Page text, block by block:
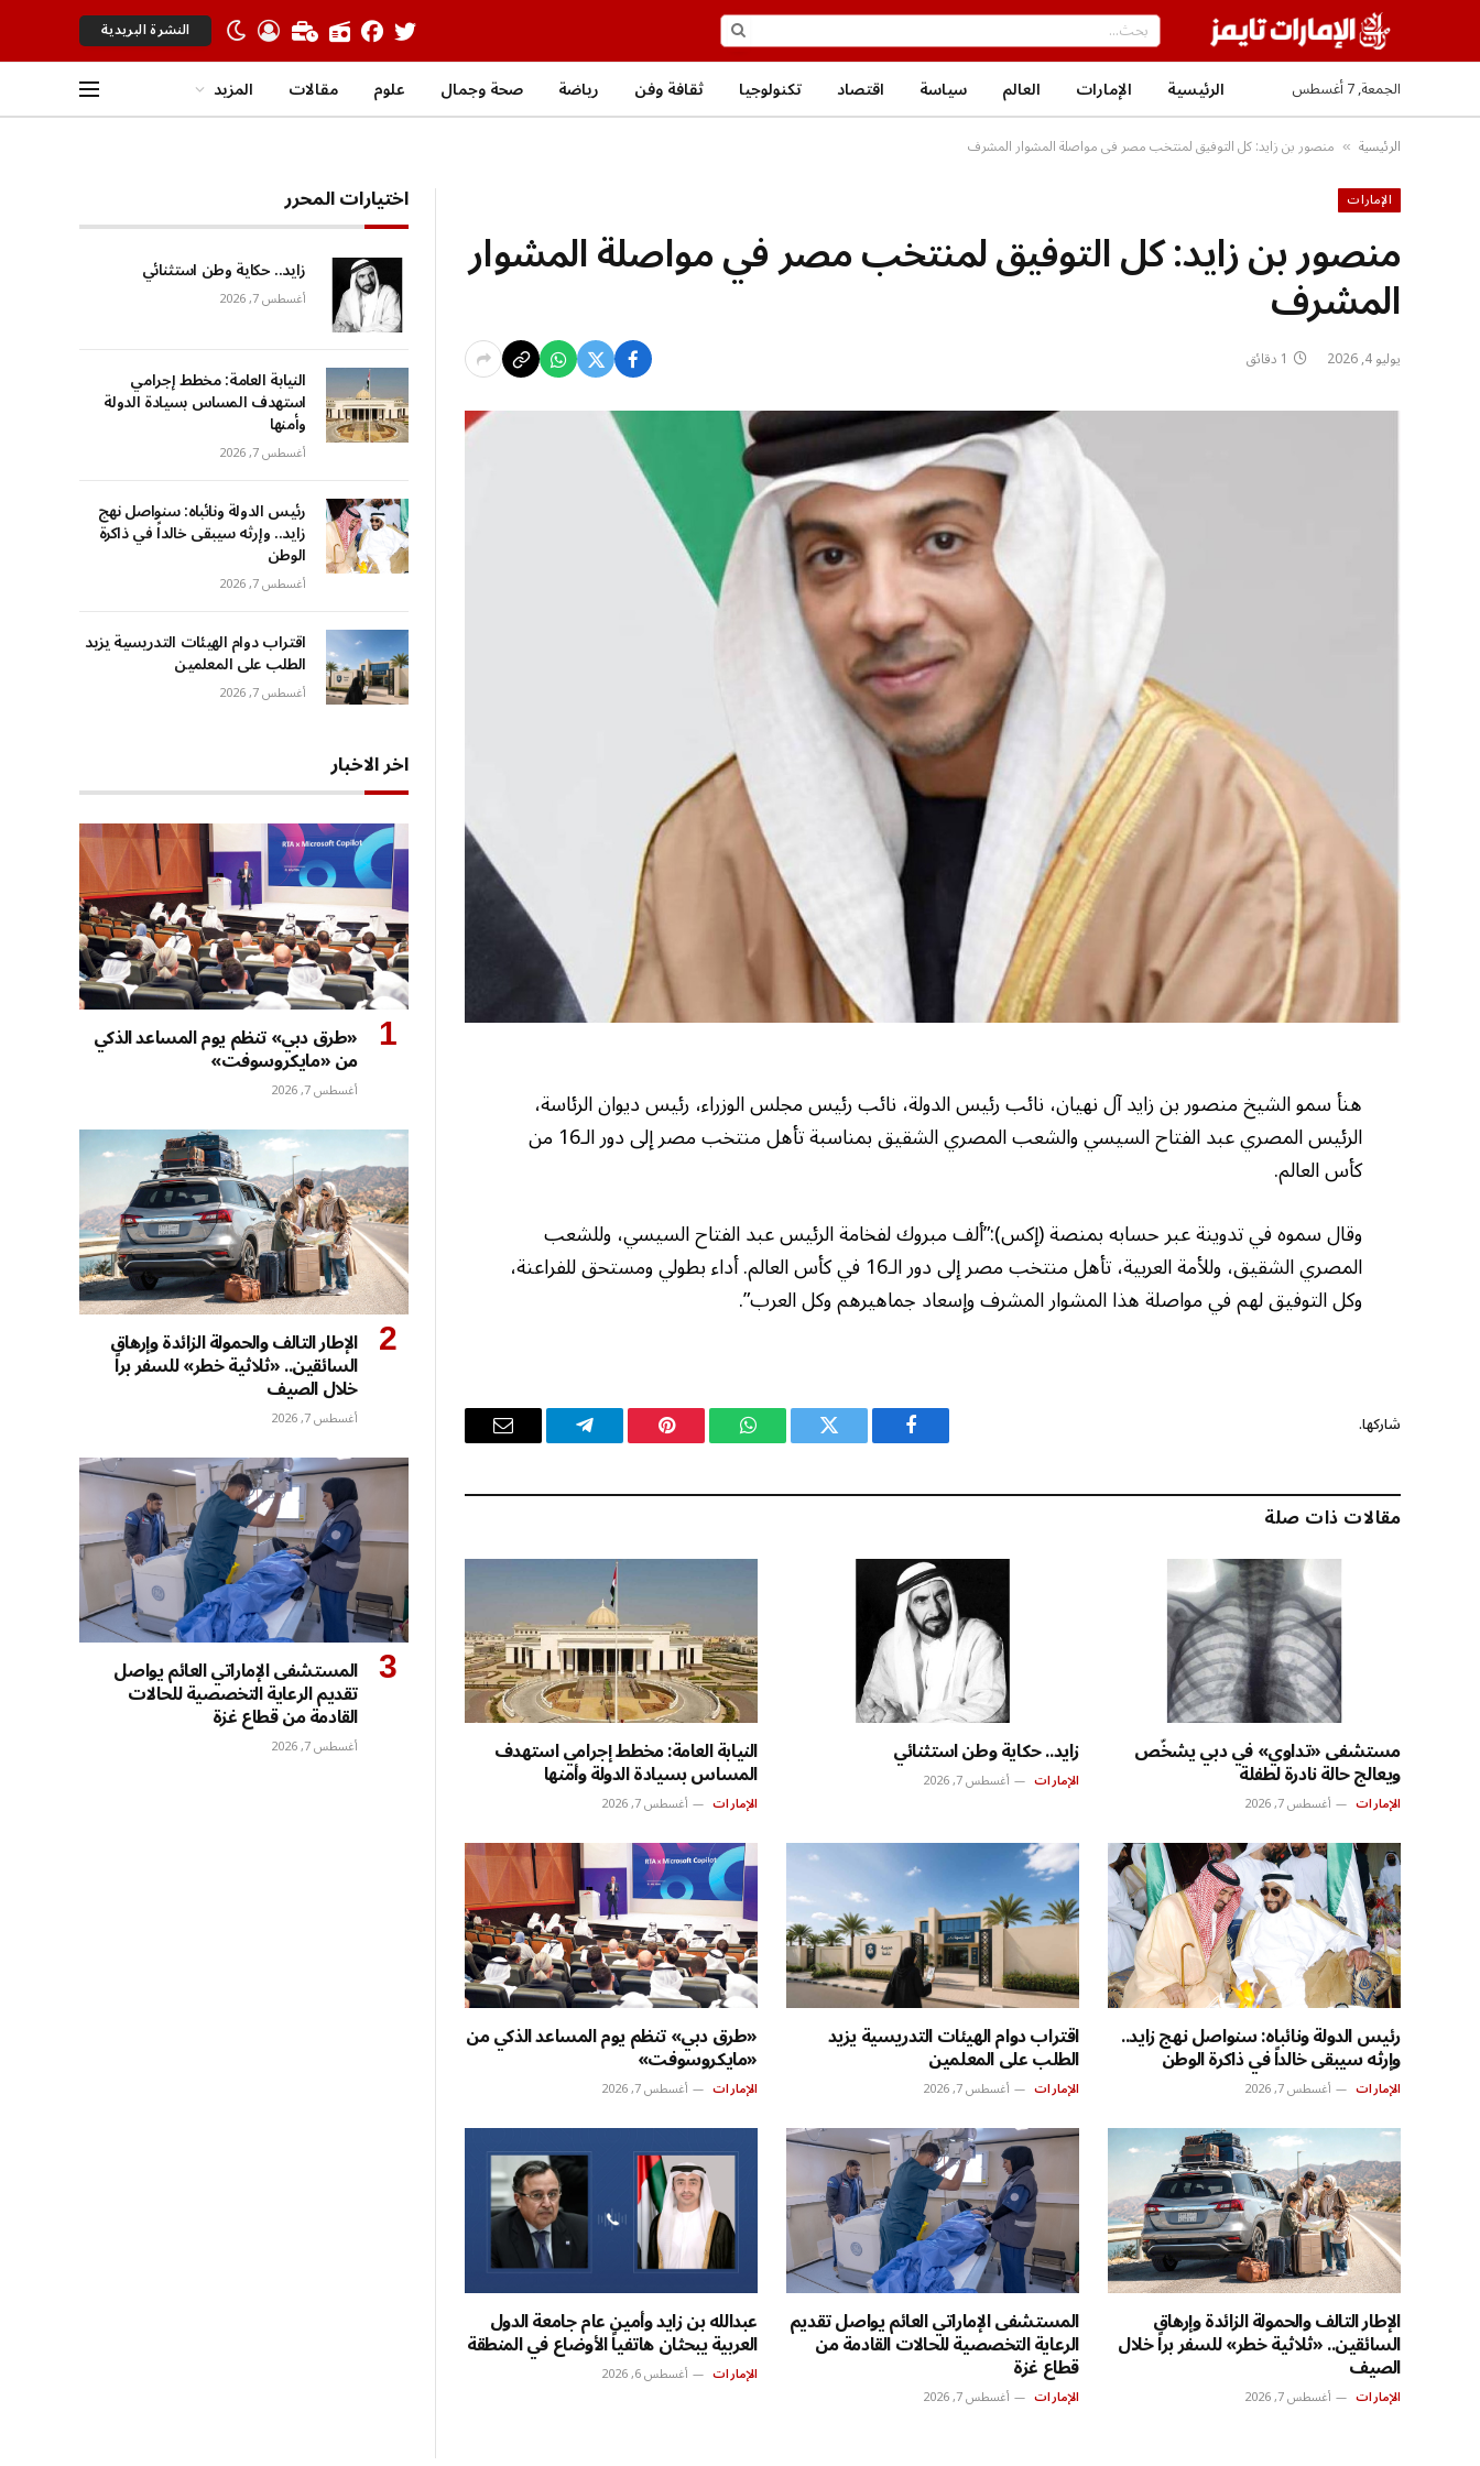
النشرة البريدية
الجمعة, 7 أغسطس الرئيسية الإمارات العالم سياسة اقتصاد تكنولوجيا ثقافة وفن رياضة صحة وجمال علوم مقالات المزيد
الرئيسية » منصور بن زايد: كل التوفيق لمنتخب مصر في مواصلة المشوار المشرف
الإمارات
منصور بن زايد: كل التوفيق لمنتخب مصر في مواصلة المشوار
المشرف
يوليو 4, 2026 1 دقائق
هنأ سمو الشيخ منصور بن زايد آل نهيان، نائب رئيس الدولة، نائب رئيس مجلس الوزراء، رئيس ديوان الرئاسة،
الرئيس المصري عبد الفتاح السيسي والشعب المصري الشقيق بمناسبة تأهل منتخب مصر إلى دور الـ16 من
كأس العالم.
وقال سموه في تدوينة عبر حسابه بمنصة (إكس):”ألف مبروك لفخامة الرئيس عبد الفتاح السيسي، وللشعب
المصري الشقيق، وللأمة العربية، تأهل منتخب مصر إلى دور الـ16 في كأس العالم. أداء بطولي ومستحق للفراعنة،
وكل التوفيق لهم في مواصلة هذا المشوار المشرف وإسعاد جماهيرهم وكل العرب”.
شاركها.
فيسبوك تويتر واتساب بينتيريستتيلقرام
البريد
مقالات ذات صلة
مستشفى «تداوي» في دبي يشخّص
ويعالج حالة نادرة لطفلة
الإمارات أغسطس 7, 2026
زايد.. حكاية وطن استثنائي
الإمارات أغسطس 7, 2026
النيابة العامة: مخطط إجرامي استهدف
المساس بسيادة الدولة وأمنها
الإمارات أغسطس 7, 2026
رئيس الدولة ونائباه: سنواصل نهج زايد..
وإرثه سيبقى خالداً في ذاكرة الوطن
الإمارات أغسطس 7, 2026
اقتراب دوام الهيئات التدريسية يزيد
الطلب على المعلمين
الإمارات أغسطس 7, 2026
«طرق دبي» تنظم يوم المساعد الذكي من
«مايكروسوفت»
الإمارات أغسطس 7, 2026
الإطار التالف والحمولة الزائدة وإرهاق
السائقين.. «ثلاثية خطر» للسفر براً خلال
الصيف
الإمارات أغسطس 7, 2026
المستشفى الإماراتي العائم يواصل تقديم
الرعاية التخصصية للحالات القادمة من
قطاع غزة
الإمارات أغسطس 7, 2026
عبدالله بن زايد وأمين عام جامعة الدول
العربية يبحثان هاتفياً الأوضاع في المنطقة
الإمارات أغسطس 6, 2026
اختيارات المحرر
زايد.. حكاية وطن استثنائي
أغسطس 7, 2026
النيابة العامة: مخطط إجرامي
استهدف المساس بسيادة الدولة
وأمنها
أغسطس 7, 2026
رئيس الدولة ونائباه: سنواصل نهج
زايد.. وإرثه سيبقى خالداً في ذاكرة
الوطن
أغسطس 7, 2026
اقتراب دوام الهيئات التدريسية يزيد
الطلب على المعلمين
أغسطس 7, 2026
اخر الاخبار
«طرق دبي» تنظم يوم المساعد الذكي
من «مايكروسوفت»
أغسطس 7, 2026
الإطار التالف والحمولة الزائدة وإرهاق
السائقين.. «ثلاثية خطر» للسفر براً
خلال الصيف
أغسطس 7, 2026
المستشفى الإماراتي العائم يواصل
تقديم الرعاية التخصصية للحالات
القادمة من قطاع غزة
أغسطس 7, 2026